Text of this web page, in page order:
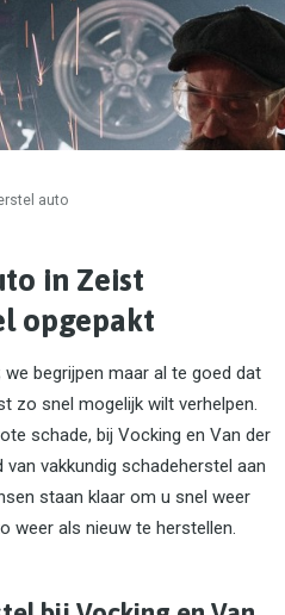
auto
in Zeist
opgepakt
begrijpen maar al te goed dat
zo snel mogelijk wilt verhelpen.
schade, bij Vocking en Van der
vakkundig schadeherstel aan
staan klaar om u snel weer
weer als nieuw te herstellen.